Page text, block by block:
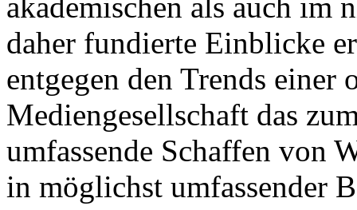
akademischen als auch im
daher fundierte Einblicke
entgegen den Trends einer
Mediengesellschaft das
umfassende Schaffen von
in möglichst umfassender